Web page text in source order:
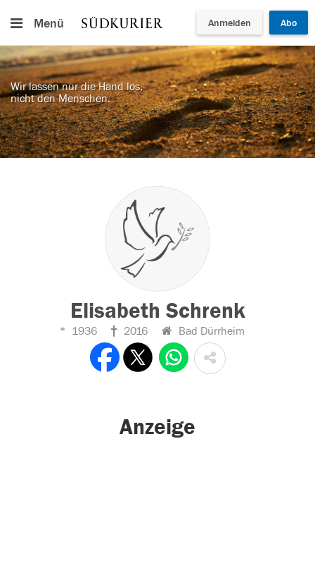
Menü Anmelden Abo
Wir lassen nur die Hand los,
nicht den Menschen.
Elisabeth Schrenk
1936 2016 Bad Dürrheim
Anzeige